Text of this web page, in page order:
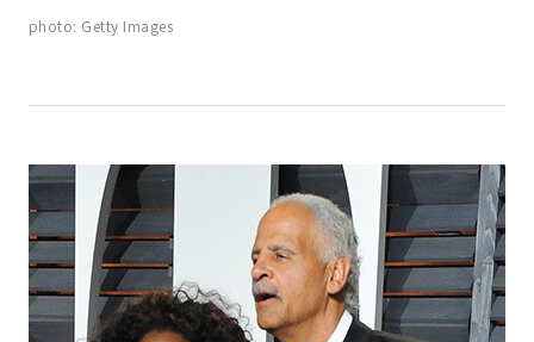
photo: Getty Images